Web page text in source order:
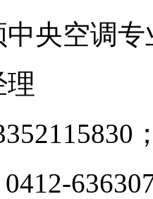
央空调专